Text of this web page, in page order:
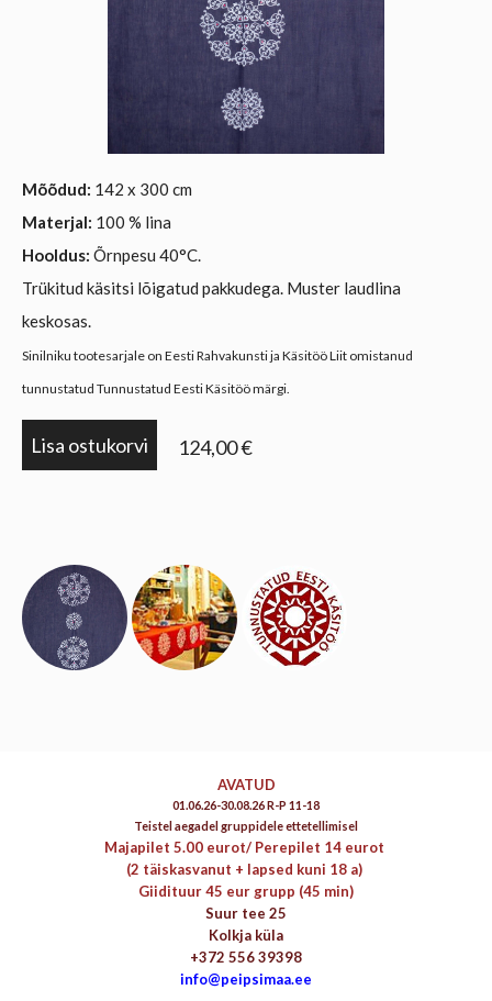
Mõõdud: 142 x 300 cm
Materjal: 100 % lina
Hooldus: Õrnpesu 40°C.
Trükitud käsitsi lõigatud pakkudega. Muster laudlina
keskosas.
Sinilniku tootesarjale on Eesti Rahvakunsti ja Käsitöö Liit omistanud
tunnustatud Tunnustatud Eesti Käsitöö märgi.
Lisa ostukorvi 124,00 €
AVATUD
01.06.26-30.08.26 R-P 11-18
Teistel aegadel gruppidele ettetellimisel
Majapilet 5.00 eurot/ Perepilet 14 eurot
(2 täiskasvanut + lapsed kuni 18 a)
Giidituur 45 eur grupp (45 min)
Suur tee 25
Kolkja küla
+372 556 39398
info@peipsimaa.ee